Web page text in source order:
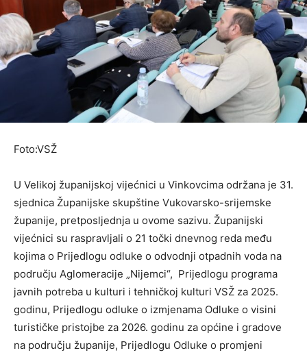
Foto:VSŽ
U Velikoj županijskoj vijećnici u Vinkovcima održana je 31.
sjednica Županijske skupštine Vukovarsko-srijemske
županije, pretposljednja u ovome sazivu. Županijski
vijećnici su raspravljali o 21 točki dnevnog reda među
kojima o Prijedlogu odluke o odvodnji otpadnih voda na
području Aglomeracije „Nijemci“, Prijedlogu programa
javnih potreba u kulturi i tehničkoj kulturi VSŽ za 2025.
godinu, Prijedlogu odluke o izmjenama Odluke o visini
turističke pristojbe za 2026. godinu za općine i gradove
na području županije, Prijedlogu Odluke o promjeni